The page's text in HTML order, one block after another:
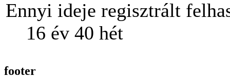
Ennyi ideje regisztrált
16 év 40 hét
footer